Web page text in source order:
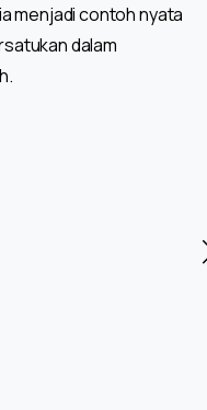
menjadi contoh nyata
dalam